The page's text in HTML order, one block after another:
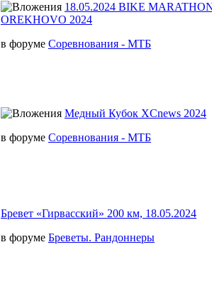
18.05.2024 BIKE
OREKHOVO 2024
в форуме Соревнования - МТБ
Медный Кубок XCnews 2024
в форуме Соревнования - МТБ
Бревет «Гирвасский» 200 км, 18.05.2024
в форуме Бреветы. Рандоннеры